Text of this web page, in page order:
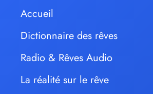
Accueil
Dictionnaire des rêves
Radio & Rêves Audio
La réalité sur le rêve